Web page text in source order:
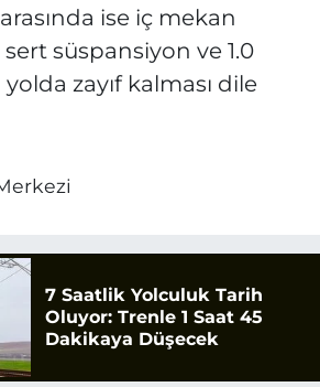
arasında ise iç mekan
süspansiyon ve 1.0
zayıf kalması dile
7 Saatlik Yolculuk Tarih
Oluyor: Trenle 1 Saat 45
Dakikaya Düşecek